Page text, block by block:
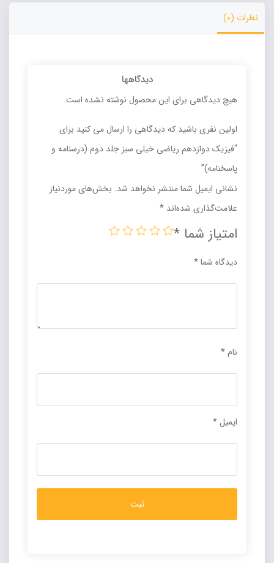
نظرات (0)
دیدگاهها
هیچ دیدگاهی برای این محصول نوشته نشده است.
اولین نفری باشید که دیدگاهی را ارسال می کنید برای
“فیزیک دوازدهم ریاضی خیلی سبز جلد دوم (درسنامه و
پاسخنامه)”
نشانی ایمیل شما منتشر نخواهد شد. بخش‌های موردنیاز
علامت‌گذاری شده‌اند *
امتیاز شما *
دیدگاه شما*
نام*
ایمیل*